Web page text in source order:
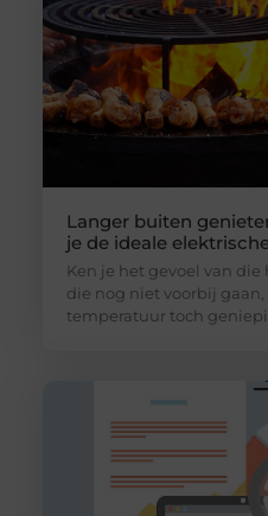
Langer buiten
je de ideale
Ken je het gevoel van
die nog niet voorbij
temperatuur toch